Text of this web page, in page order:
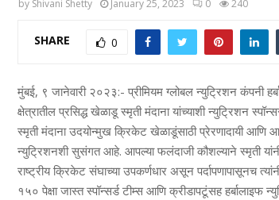
by Shivani Shetty January 25, 2023 0 240
SHARE 0
मुंबई, ९ जानेवारी २०२३:- प्रीमियम ग्लोबल न्युट्रिशन कंपनी
क्षेत्रातील प्रसिद्ध खेळाडू स्मृती मंदाना यांच्याशी न्युट्रिशन
स्मृती मंदाना उदयोन्मुख क्रिकेट खेळाडूंसाठी प्रेरणादायी आणि
न्युट्रिशनशी सुसंगत आहे. आपल्या फलंदाजी कौशल्याने स्मृती
राष्ट्रीय क्रिकेट संघाच्या उपकर्णधार असून पर्दापणापासूनच
१५० पेक्षा जास्त स्पॉन्सर्ड टीम्स आणि क्रीडापटूंसह